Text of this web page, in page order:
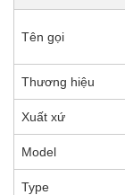
Tên gọi
Thương hiệu
Xuất xứ
Model
Type